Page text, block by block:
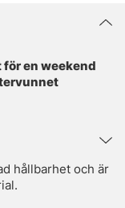
för en weekend
hållbarhet och är